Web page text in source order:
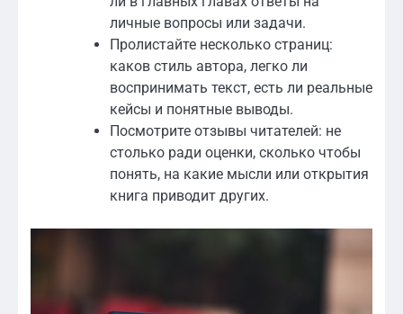
личные вопросы или задачи.
Пролистайте несколько страниц:
каков стиль автора, легко ли
воспринимать текст, есть ли реальные
кейсы и понятные выводы.
Посмотрите отзывы читателей: не
столько ради оценки, сколько чтобы
понять, на какие мысли или открытия
книга приводит других.